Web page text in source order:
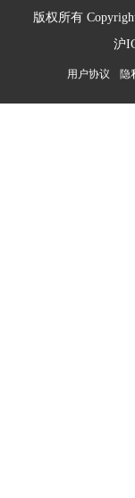
版权所有
沪
用户协议 隐